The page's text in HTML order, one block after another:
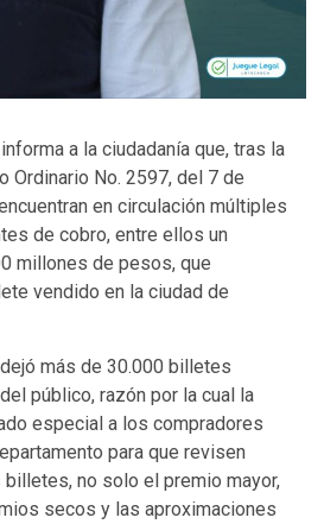
a la ciudadanía que, tras la
Ordinario No. 2597, del 7 de
en circulación múltiples
de cobro, entre ellos un
millones de pesos, que
vendido en la ciudad de
más de 30.000 billetes
público, razón por la cual la
especial a los compradores
para que revisen
no solo el premio mayor,
secos y las aproximaciones